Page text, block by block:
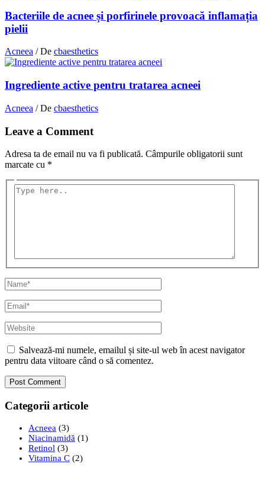
Bacteriile de acnee și porfirinele provoacă inflamația
pielii
Acneea / De cbaesthetics
Ingrediente active pentru tratarea acneei
Acneea / De cbaesthetics
Leave a Comment
Adresa ta de email nu va fi publicată. Câmpurile obligatorii sunt
marcate cu *
Type
Name*
Email*
Website
Salvează-mi numele, emailul și site-ul web în acest navigator
pentru data viitoare când o să comentez.
Categorii articole
Acneea (3)
Niacinamidă (1)
Retinol (3)
Vitamina C (2)